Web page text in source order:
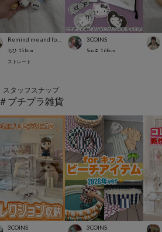
ちひ 158cm
ストレート
3COINS
Suu☺︎ 168cm
スタッフスナップ
＃プチプラ雑貨
3COINS 3COINS